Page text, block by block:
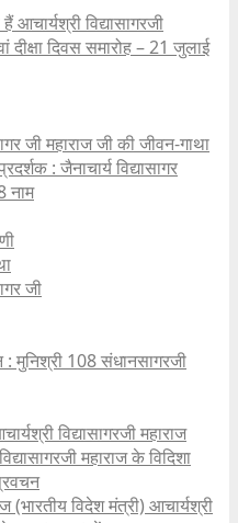
आचार्यश्री विद्यासागरजी
दीक्षा दिवस समारोह – 21 जुलाई
जी महाराज जी की जीवन-गाथा
: जैनाचार्य विद्यासागर
नाम
जी
108 संधानसागरजी
‍विद्यासागरजी महाराज
महाराज के विदिशा
(भारतीय विदेश मंत्री) आचार्यश्री